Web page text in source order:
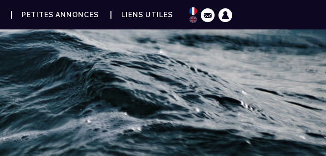
PETITES ANNONCES LIENS UTILES